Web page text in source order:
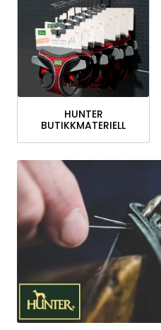
HUNTER
BUTIKKMATERIELL